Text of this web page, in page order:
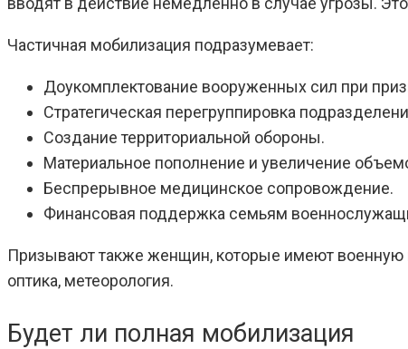
Частичная мобилизация подразумевает:
Доукомплектование вооруженных сил при
Стратегическая перегруппировка
Создание территориальной обороны.
Материальное пополнение и увеличение
Беспрерывное медицинское сопровождение.
Финансовая поддержка семьям
Призывают также женщин, которые имеют военную
оптика, метеорология.
Будет ли полная мобилизация